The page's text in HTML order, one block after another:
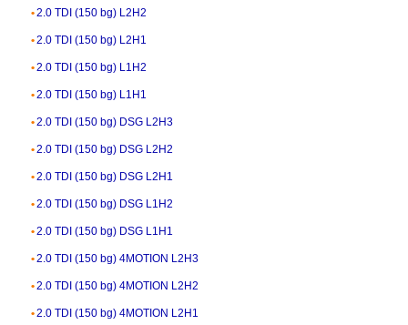
2.0 TDI (150 bg) L2H2
2.0 TDI (150 bg) L2H1
2.0 TDI (150 bg) L1H2
2.0 TDI (150 bg) L1H1
2.0 TDI (150 bg) DSG L2H3
2.0 TDI (150 bg) DSG L2H2
2.0 TDI (150 bg) DSG L2H1
2.0 TDI (150 bg) DSG L1H2
2.0 TDI (150 bg) DSG L1H1
2.0 TDI (150 bg) 4MOTION L2H3
2.0 TDI (150 bg) 4MOTION L2H2
2.0 TDI (150 bg) 4MOTION L2H1